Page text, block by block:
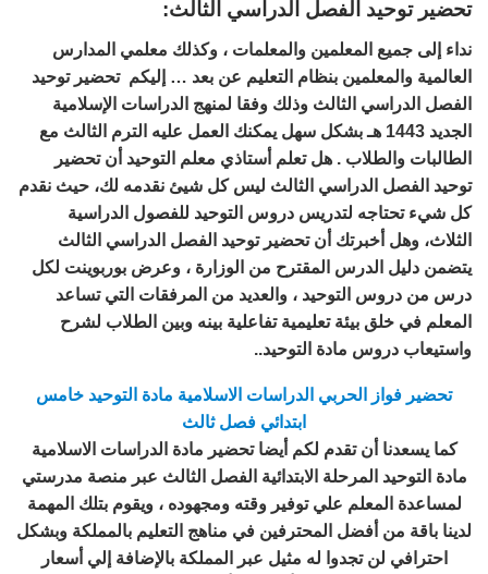
تحضير توحيد الفصل الدراسي الثالث:
نداء إلى جميع المعلمين والمعلمات ، وكذلك معلمي المدارس
العالمية والمعلمين بنظام التعليم عن بعد … إليكم تحضير توحيد
الفصل الدراسي الثالث وذلك وفقا لمنهج الدراسات الإسلامية
الجديد 1443 هـ بشكل سهل يمكنك العمل عليه الترم الثالث مع
الطالبات والطلاب . هل تعلم أستاذي معلم التوحيد أن تحضير
توحيد الفصل الدراسي الثالث ليس كل شيئ نقدمه لك، حيث نقدم
كل شيء تحتاجه لتدريس دروس التوحيد للفصول الدراسية
الثلاث، وهل أخبرتك أن تحضير توحيد الفصل الدراسي الثالث
يتضمن دليل الدرس المقترح من الوزارة ، وعرض بوربوينت لكل
درس من دروس التوحيد ، والعديد من المرفقات التي تساعد
المعلم في خلق بيئة تعليمية تفاعلية بينه وبين الطلاب لشرح
واستيعاب دروس مادة التوحيد..
تحضير فواز الحربي الدراسات الاسلامية مادة التوحيد خامس
ابتدائي فصل ثالث
كما يسعدنا أن تقدم لكم أيضا تحضير مادة الدراسات الاسلامية
مادة التوحيد المرحلة الابتدائية الفصل الثالث عبر منصة مدرستي
لمساعدة المعلم علي توفير وقته ومجهوده ، ويقوم بتلك المهمة
لدينا باقة من أفضل المحترفين في مناهج التعليم بالمملكة وبشكل
احترافي لن تجدوا له مثيل عبر المملكة بالإضافة إلي أسعار